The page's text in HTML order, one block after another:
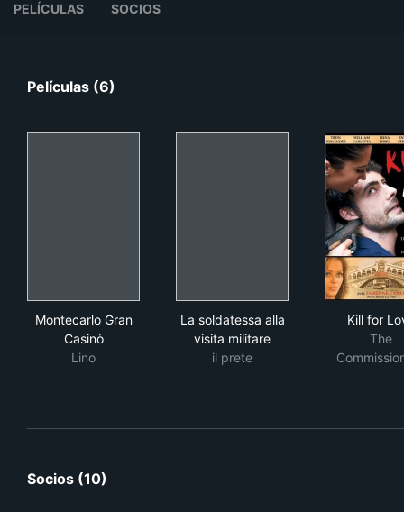
PELÍCULAS SOCIOS
Películas (6)
Montecarlo Gran
Casinò
Lino
La soldatessa alla
visita militare
il prete
Kill for
The
Socios (10)